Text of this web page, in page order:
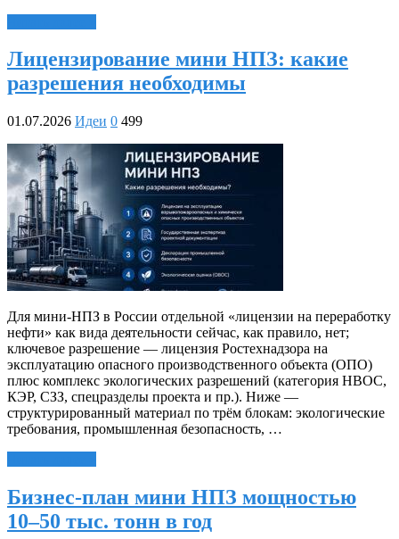
Лицензирование мини НПЗ: какие
разрешения необходимы
01.07.2026 Идеи 0 499
Для мини‑НПЗ в России отдельной «лицензии на переработку
нефти» как вида деятельности сейчас, как правило, нет;
ключевое разрешение — лицензия Ростехнадзора на
эксплуатацию опасного производственного объекта (ОПО)
плюс комплекс экологических разрешений (категория НВОС,
КЭР, СЗЗ, спецразделы проекта и пр.). Ниже —
структурированный материал по трём блокам: экологические
требования, промышленная безопасность, …
Бизнес-план мини НПЗ мощностью
10–50 тыс. тонн в год